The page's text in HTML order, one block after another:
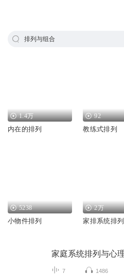
排列与组合
1.4万
内在的排列
92
教练式排列
5238
小物件排列
2万
家排系统排列
家庭系统排列与心
7 1486